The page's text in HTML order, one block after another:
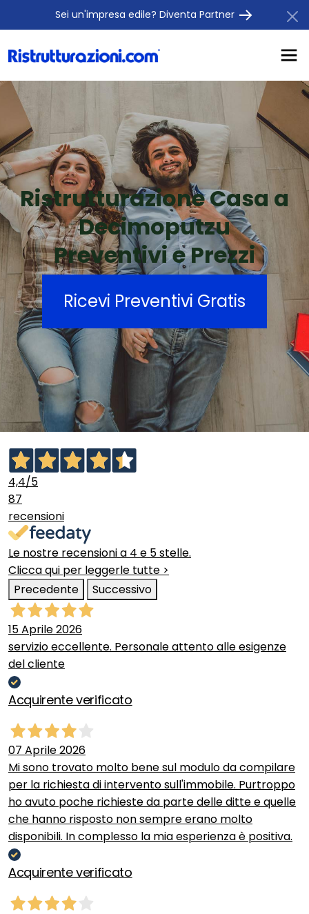
Sei un'impresa edile? Diventa Partner
Ristrutturazione Casa a
Decimoputzu
Preventivi e Prezzi
Ricevi Preventivi Gratis
4,4/5
87
recensioni
Le nostre recensioni a 4 e 5 stelle.
Clicca qui per leggerle tutte >
Precedente
Successivo
15 Aprile 2026
servizio eccellente. Personale attento alle esigenze
del cliente
Acquirente verificato
07 Aprile 2026
Mi sono trovato molto bene sul modulo da compilare
per la richiesta di intervento sull'immobile. Purtroppo
ho avuto poche richieste da parte delle ditte e quelle
che hanno risposto non sempre erano molto
disponibili. In complesso la mia esperienza è positiva.
Acquirente verificato